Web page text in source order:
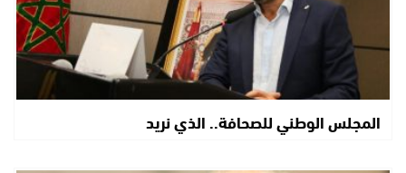
المجلس الوطني للصحافة.. الذي نريد